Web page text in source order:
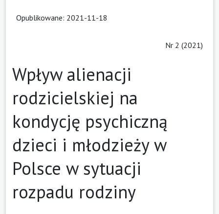
Opublikowane: 2021-11-18
Nr 2 (2021)
Wpływ alienacji
rodzicielskiej na
kondycję psychiczną
dzieci i młodzieży w
Polsce w sytuacji
rozpadu rodziny